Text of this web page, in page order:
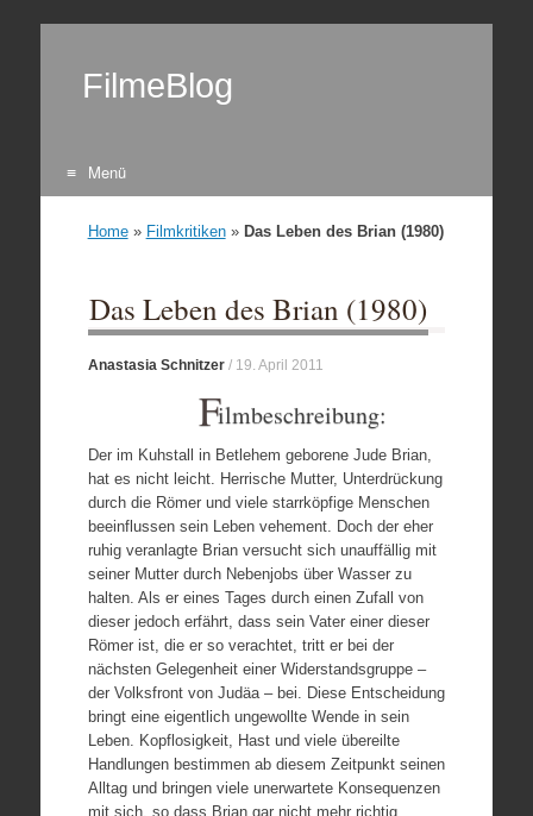
FilmeBlog
Menü
Home» Filmkritiken» Das Leben des Brian (1980)
Das Leben des Brian (1980)
Anastasia Schnitzer/ 19. April 2011
Filmbeschreibung:
Der im Kuhstall in Betlehem geborene Jude Brian,
hat es nicht leicht. Herrische Mutter, Unterdrückung
durch die Römer und viele starrköpfige Menschen
beeinflussen sein Leben vehement. Doch der eher
ruhig veranlagte Brian versucht sich unauffällig mit
seiner Mutter durch Nebenjobs über Wasser zu
halten. Als er eines Tages durch einen Zufall von
dieser jedoch erfährt, dass sein Vater einer dieser
Römer ist, die er so verachtet, tritt er bei der
nächsten Gelegenheit einer Widerstandsgruppe –
der Volksfront von Judäa – bei. Diese Entscheidung
bringt eine eigentlich ungewollte Wende in sein
Leben. Kopflosigkeit, Hast und viele übereilte
Handlungen bestimmen ab diesem Zeitpunkt seinen
Alltag und bringen viele unerwartete Konsequenzen
mit sich, so dass Brian gar nicht mehr richtig